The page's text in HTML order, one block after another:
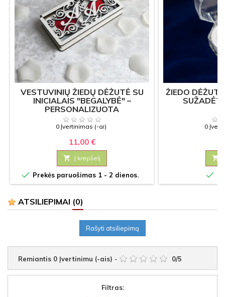
VESTUVINIŲ ŽIEDŲ DĖŽUTĖ SU
INICIALAIS "BEGALYBĖ" –
PERSONALIZUOTA
0 Įvertinimas (-ai)
11,00 €
 Į krepšelį
 Prekės paruošimas 1 - 2 dienos.
ŽIEDO
0


ATSILIEPIMAI (0)
Rašyti atsiliepimą
Remiantis 0 Įvertinimu (-ais) - 0/5
Filtras: